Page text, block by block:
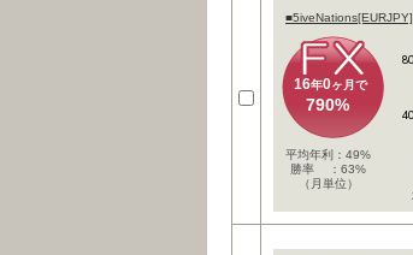
■5iveNations[EURJPY]
16年0ヶ月で
790%
平均年利：49%
勝率 ：63%
（月単位）